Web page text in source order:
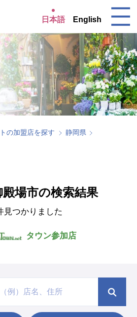
日本語 English
の加盟店を探す
静岡県
場市の検索結果
見つかりました
タウン参加店